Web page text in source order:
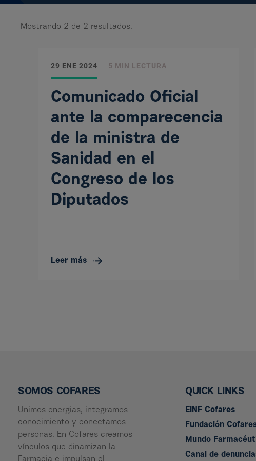
Mostrando 2 de 2 resultados.
29 ENE 2024 5 MIN LECTURA
Comunicado Oficial
ante la comparecencia
de la ministra de
Sanidad en el
Congreso de los
Diputados
Leer más
SOMOS COFARES
Unimos energías, integramos
conocimiento y conectamos
personas. En Cofares creamos
vínculos que dinamizan la
QUICK LINKS
EINF Cofares
Fundación
Mundo
Canal de